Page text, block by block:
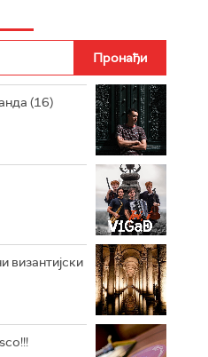
РАДИО РОКЕНРОЛЕР
РАДИО ЏУБОКС
РАДИО ВРТЕШКА
РАДИО ЏЕЗЕР
(16)
византијски